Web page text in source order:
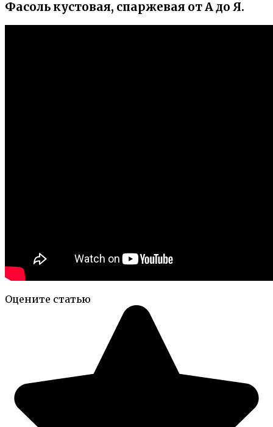
Фасоль кустовая, спаржевая от А до Я.
Оцените статью